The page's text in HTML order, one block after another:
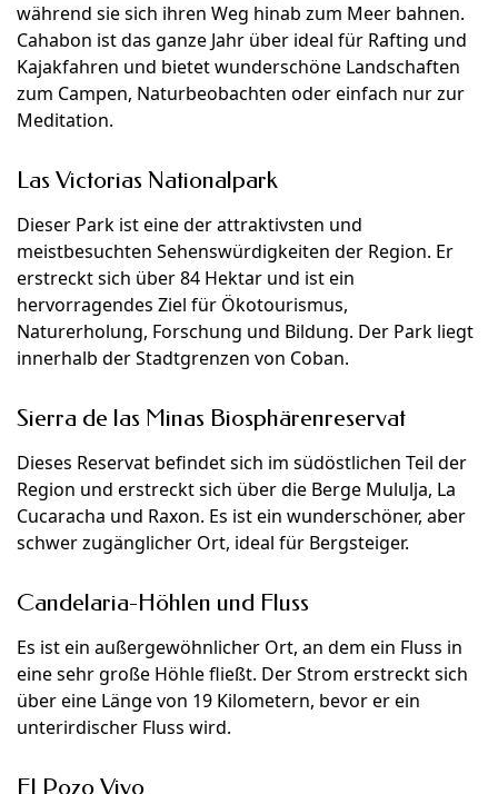
während sie sich ihren Weg hinab zum Meer bahnen.
Cahabon ist das ganze Jahr über ideal für Rafting und
Kajakfahren und bietet wunderschöne Landschaften
zum Campen, Naturbeobachten oder einfach nur zur
Meditation.
Las Victorias Nationalpark
Dieser Park ist eine der attraktivsten und
meistbesuchten Sehenswürdigkeiten der Region. Er
erstreckt sich über 84 Hektar und ist ein
hervorragendes Ziel für Ökotourismus,
Naturerholung, Forschung und Bildung. Der Park liegt
innerhalb der Stadtgrenzen von Coban.
Sierra de las Minas Biosphärenreservat
Dieses Reservat befindet sich im südöstlichen Teil der
Region und erstreckt sich über die Berge Mululja, La
Cucaracha und Raxon. Es ist ein wunderschöner, aber
schwer zugänglicher Ort, ideal für Bergsteiger.
Candelaria-Höhlen und Fluss
Es ist ein außergewöhnlicher Ort, an dem ein Fluss in
eine sehr große Höhle fließt. Der Strom erstreckt sich
über eine Länge von 19 Kilometern, bevor er ein
unterirdischer Fluss wird.
El Pozo Vivo